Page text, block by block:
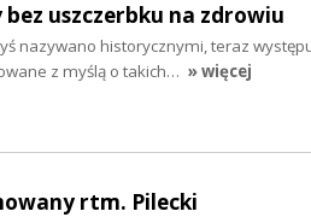
bez uszczerbku na zdrowiu
nazywano historycznymi, teraz
z myślą o takich… » więcej
rtm. Pilecki